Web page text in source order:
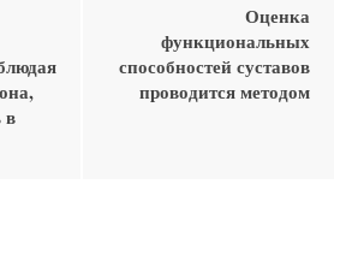
в
Оценка
функциональных
способностей суставов
проводится методом